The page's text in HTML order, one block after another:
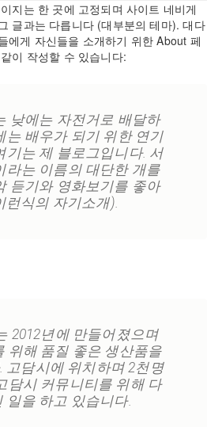
지는 한 곳에 고정되며 사이트 네비게
글과는 다릅니다 (대부분의 테마). 대다
에게 자신들을 소개하기 위한 About 페
이 작성할 수 있습니다:
낮에는 자전거로 배달하
는 배우가 되기 위한 연기
기는 제 블로그입니다. 서
라는 이름의 대단한 개를
듣기와 영화보기를 좋아
런식의 자기소개).
2012년에 만들어졌으며
위해 품질 좋은 생산품을
고담시에 위치하며 2천명
담시 커뮤니티를 위해 다
일을 하고 있습니다.